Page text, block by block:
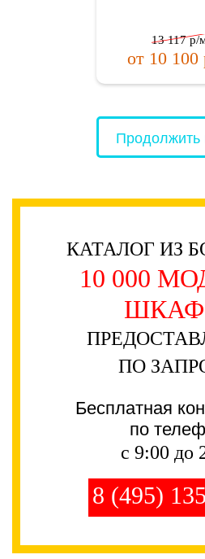
13 117р/
от 10 100
КАТАЛОГ ИЗ
10 000
ПО
Бесплатная
по
с 9:00 до
8 (495)